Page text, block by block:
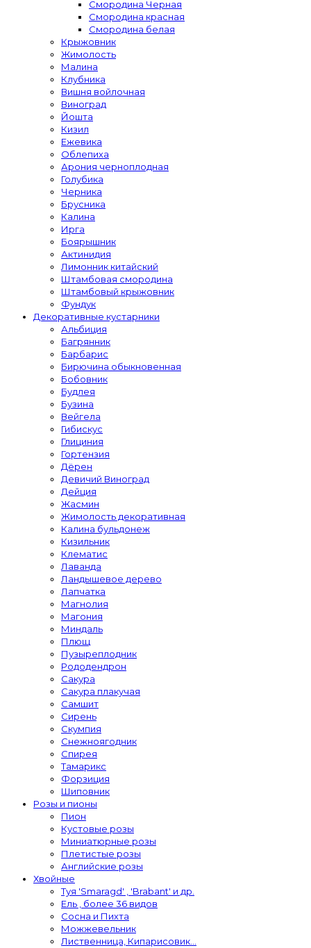
Смородина Черная
Смородина красная
Смородина белая
Крыжовник
Жимолость
Малина
Клубника
Вишня войлочная
Виноград
Йошта
Кизил
Ежевика
Облепиха
Арония черноплодная
Голубика
Черника
Брусника
Калина
Ирга
Боярышник
Актинидия
Лимонник китайский
Штамбовая смородина
Штамбовый крыжовник
Фундук
Декоративные кустарники
Альбиция
Багрянник
Барбарис
Бирючина обыкновенная
Бобовник
Будлея
Бузина
Вейгела
Гибискус
Глициния
Гортензия
Дёрен
Девичий Виноград
Дейция
Жасмин
Жимолость декоративная
Калина бульдонеж
Кизильник
Клематис
Лаванда
Ландышевое дерево
Лапчатка
Магнолия
Магония
Миндаль
Плющ
Пузыреплодник
Рододендрон
Сакура
Сакура плакучая
Самшит
Сирень
Скумпия
Снежноягодник
Спирея
Тамарикс
Форзиция
Шиповник
Розы и пионы
Пион
Кустовые розы
Миниатюрные розы
Плетистые розы
Английские розы
Хвойные
Туя 'Smaragd' , 'Brabant' и др.
Ель , более 36 видов
Сосна и Пихта
Можжевельник
Лиственница, Кипарисовик...